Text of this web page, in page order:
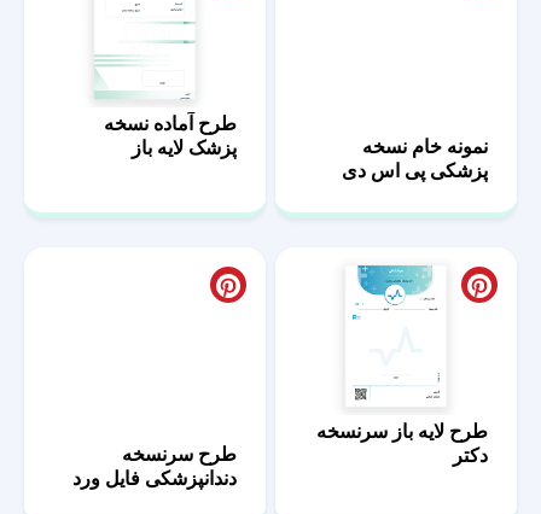
نمونه خام نسخه
پزشکی پی اس دی
طرح آماده نسخه
پزشک لایه باز
طرح لایه باز سرنسخه
دکتر
طرح سرنسخه
دندانپزشکی فایل ورد